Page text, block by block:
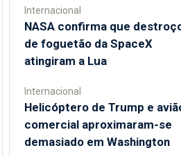
Internacional
NASA confirma que
de foguetão da SpaceX
atingiram a Lua
Internacional
Helicóptero de Trump e
comercial aproximaram-se
demasiado em Washington